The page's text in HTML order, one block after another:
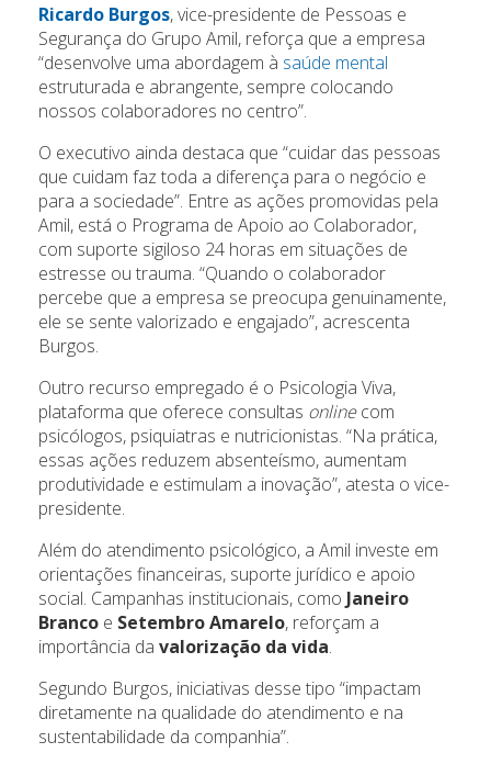
Ricardo Burgos, vice-presidente de Pessoas e
Segurança do Grupo Amil, reforça que a empresa
“desenvolve uma abordagem à saúde mental
estruturada e abrangente, sempre colocando
nossos colaboradores no centro”.
O executivo ainda destaca que “cuidar das pessoas
que cuidam faz toda a diferença para o negócio e
para a sociedade”. Entre as ações promovidas pela
Amil, está o Programa de Apoio ao Colaborador,
com suporte sigiloso 24 horas em situações de
estresse ou trauma. “Quando o colaborador
percebe que a empresa se preocupa genuinamente,
ele se sente valorizado e engajado”, acrescenta
Burgos.
Outro recurso empregado é o Psicologia Viva,
plataforma que oferece consultas onlinecom
psicólogos, psiquiatras e nutricionistas. “Na prática,
essas ações reduzem absenteísmo, aumentam
produtividade e estimulam a inovação”, atesta o vice-
presidente.
Além do atendimento psicológico, a Amil investe em
orientações financeiras, suporte jurídico e apoio
social. Campanhas institucionais, como Janeiro
Branco e Setembro Amarelo, reforçam a
importância da valorização da vida.
Segundo Burgos, iniciativas desse tipo “impactam
diretamente na qualidade do atendimento e na
sustentabilidade da companhia”.